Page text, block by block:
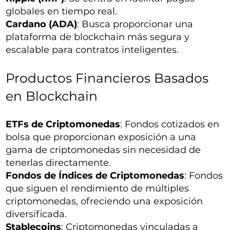
globales en tiempo real.
Cardano (ADA): Busca proporcionar una
plataforma de blockchain más segura y
escalable para contratos inteligentes.
Productos Financieros Basados
en Blockchain
ETFs de Criptomonedas: Fondos cotizados en
bolsa que proporcionan exposición a una
gama de criptomonedas sin necesidad de
tenerlas directamente.
Fondos de Índices de Criptomonedas: Fondos
que siguen el rendimiento de múltiples
criptomonedas, ofreciendo una exposición
diversificada.
Stablecoins: Criptomonedas vinculadas a